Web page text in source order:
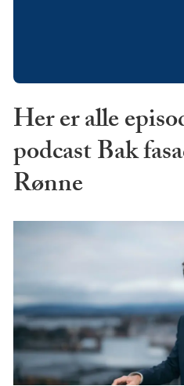
Her er alle
podcast Bak
Rønne